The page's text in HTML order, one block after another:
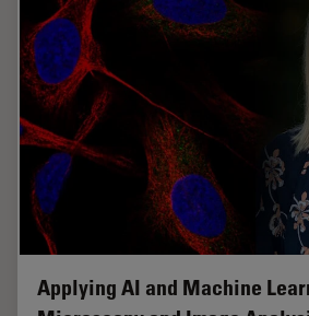
Applying AI and Machine